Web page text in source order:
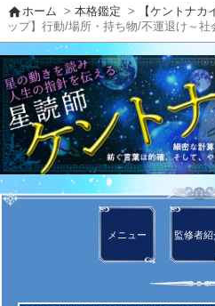
homeホーム >本格鑑定 > 【ケントナカ
ップ】行動/場所・持ち物/不運退け～社
メニュー 監修者紹